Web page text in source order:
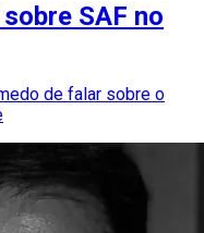
SAF no
de falar sobre o